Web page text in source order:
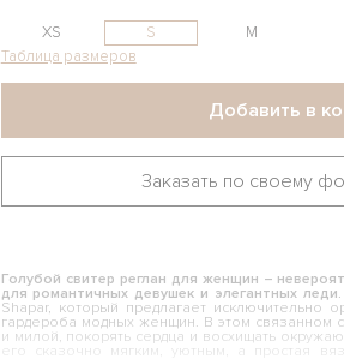
XS S M
Таблица размеров
Добавить в
Заказать по своему
Голубой свитер реглан для женщин –
для романтичных девушек и элегантных леди.
Shapar, который предлагает исключительно
гардероба модных женщин. В этом связанном
и милой, покорять сердца и восхищать
его сказочно мягким, уютным, а простая